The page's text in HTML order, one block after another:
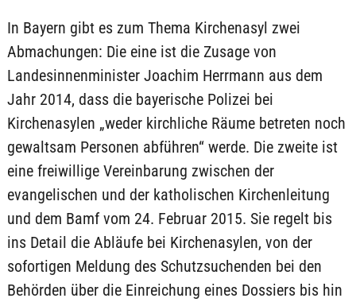
In Bayern gibt es zum Thema Kirchenasyl zwei
Abmachungen: Die eine ist die Zusage von
Landesinnenminister Joachim Herrmann aus dem
Jahr 2014, dass die bayerische Polizei bei
Kirchenasylen „weder kirchliche Räume betreten noch
gewaltsam Personen abführen“ werde. Die zweite ist
eine freiwillige Vereinbarung zwischen der
evangelischen und der katholischen Kirchenleitung
und dem Bamf vom 24. Februar 2015. Sie regelt bis
ins Detail die Abläufe bei Kirchenasylen, von der
sofortigen Meldung des Schutzsuchenden bei den
Behörden über die Einreichung eines Dossiers bis hin